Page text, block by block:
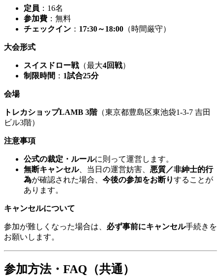
定員 ：16名
参加費 ：無料
チェックイン ： 17:30～18:00 （時間厳守）
大会形式
スイスドロー戦（最大4回戦）
制限時間 ： 1試合25分
会場
トレカショップLAMB 3階（東京都豊島区東池袋1-3-7 吉田
ビル3階）
注意事項
公式の裁定・ルールに則って運営します。
無断キャンセル、当日の運営妨害、 悪質／非紳士的行
為が確認された場合、 今後の参加をお断りすることが
あります。
キャンセルについて
参加が難しくなった場合は、 必ず事前にキャンセル手続きを
お願いします。
参加方法・FAQ（共通）